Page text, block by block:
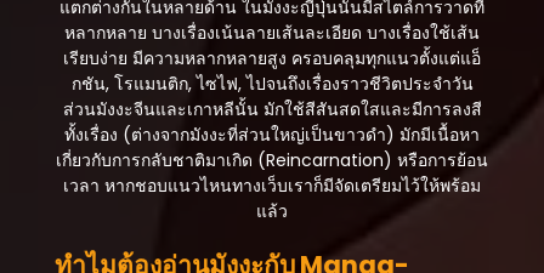
แตกต่างกันในหลายด้าน ในมังงะญี่ปุ่นนั้นมีสไตล์การวาดที่
หลากหลาย บางเรื่องเน้นลายเส้นละเอียด บางเรื่องใช้เส้น
เรียบง่าย มีความหลากหลายสูง ครอบคลุมทุกแนวตั้งแต่แอ็
กชัน, โรแมนติก, ไซไฟ, ไปจนถึงเรื่องราวชีวิตประจำวัน
ส่วนมังงะจีนและเกาหลีนั้น มักใช้สีสันสดใสและมีการลงสี
ทั้งเรื่อง (ต่างจากมังงะที่ส่วนใหญ่เป็นขาวดำ) มักมีเนื้อหา
เกี่ยวกับการกลับชาติมาเกิด (Reincarnation) หรือการย้อน
เวลา หากชอบแนวไหนทางเว็บเราก็มีจัดเตรียมไว้ให้พร้อม
แล้ว
ทำไมต้องอ่านมังงะกับ Manga-